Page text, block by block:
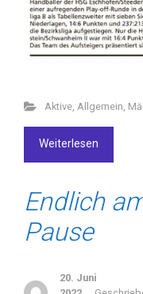
Aktive, Allgemein
Weiterlesen
Endlich
Pause
20. Juni